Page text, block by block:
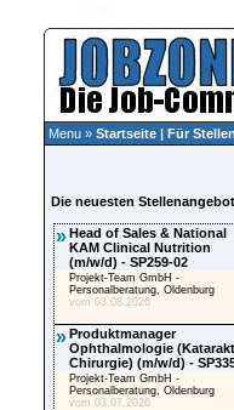
Menu » Startseite | Für
Die neuesten
»Head of Sales & National
KAM Clinical Nutrition
(m/w/d) - SP259-02
Projekt-Team GmbH -
Personalberatung, Oldenburg
vom 03.08.2026
»Produktmanager
Ophthalmologie
Chirurgie) (m/w/d) -
Projekt-Team GmbH -
Personalberatung, Oldenburg
vom 03.07.2026